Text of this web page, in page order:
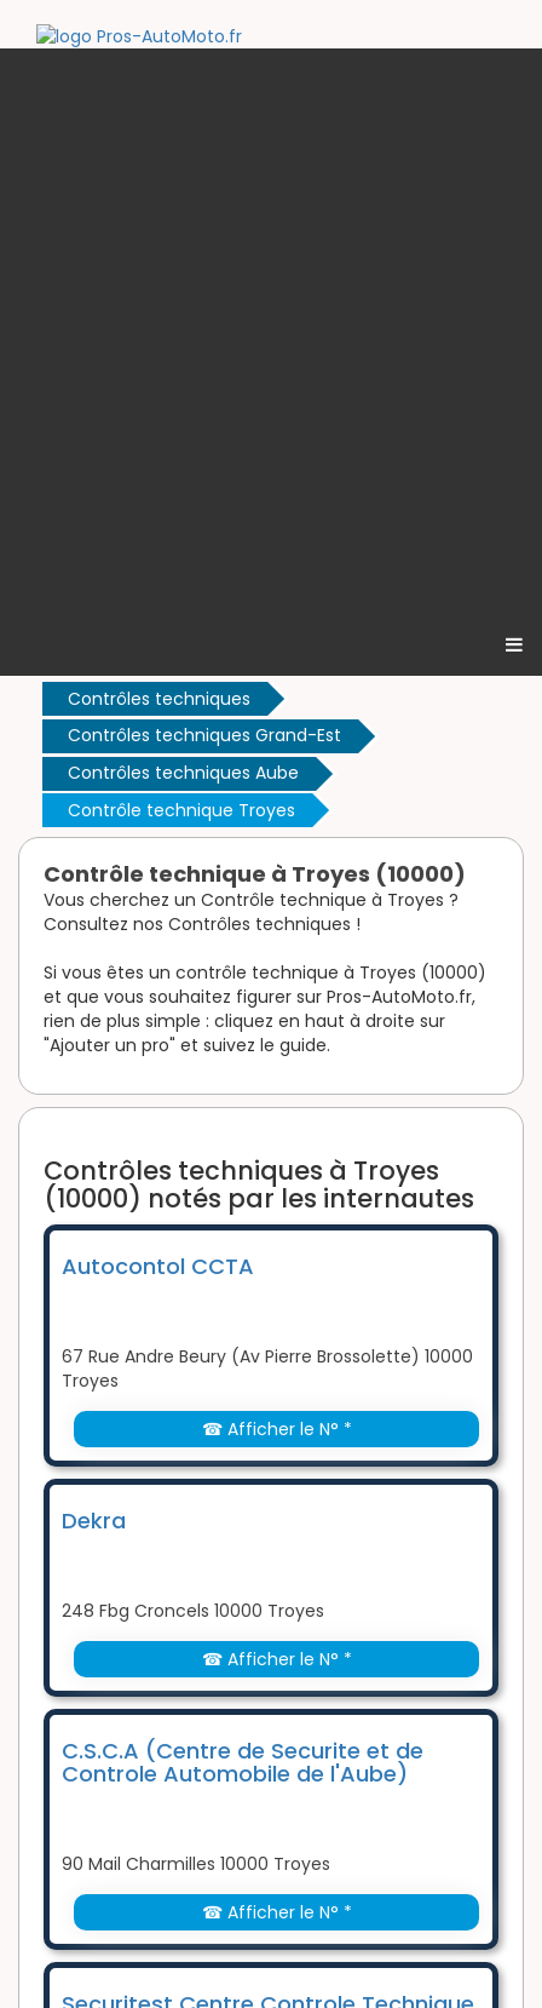
Contrôles techniques
Contrôles techniques Grand-Est
Contrôles techniques Aube
Contrôle technique Troyes
Contrôle technique à Troyes (10000)
Vous cherchez un Contrôle technique à Troyes ?
Consultez nos Contrôles techniques !
Si vous êtes un contrôle technique à Troyes (10000)
et que vous souhaitez figurer sur Pros-AutoMoto.fr,
rien de plus simple : cliquez en haut à droite sur
"Ajouter un pro" et suivez le guide.
Contrôles techniques à Troyes
(10000) notés par les internautes
Autocontol CCTA
67 Rue Andre Beury (Av Pierre Brossolette) 10000
Troyes
☎ Afficher le N° *
Dekra
248 Fbg Croncels 10000 Troyes
☎ Afficher le N° *
C.S.C.A (Centre de Securite et de
Controle Automobile de l'Aube)
90 Mail Charmilles 10000 Troyes
☎ Afficher le N° *